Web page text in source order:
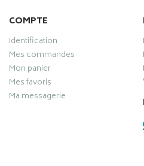
COMPTE
Identification
Mes commandes
Mon panier
Mes favoris
Ma messagerie